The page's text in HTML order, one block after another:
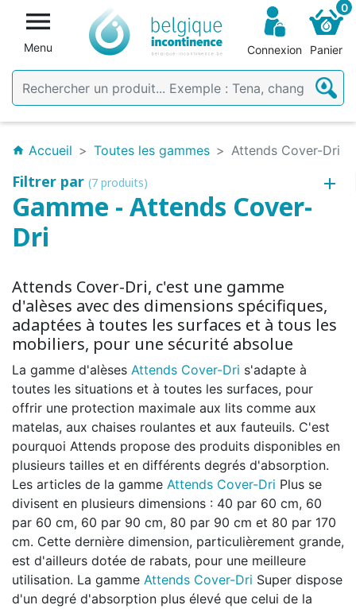

Menu Connexion
0
Panier
home Accueil Toutes les gammes Attends Cover-Dri
Filtrer par (7 produits)
Gamme - Attends Cover-
Dri
Attends Cover-Dri, c'est une gamme
d'alèses avec des dimensions spécifiques,
adaptées à toutes les surfaces et à tous les
mobiliers, pour une sécurité absolue
La gamme d'alèses Attends Cover-Dri s'adapte à
toutes les situations et à toutes les surfaces, pour
offrir une protection maximale aux lits comme aux
matelas, aux chaises roulantes et aux fauteuils. C'est
pourquoi Attends propose des produits disponibles en
plusieurs tailles et en différents degrés d'absorption.
Les articles de la gamme Attends Cover-Dri Plus se
divisent en plusieurs dimensions : 40 par 60 cm, 60
par 60 cm, 60 par 90 cm, 80 par 90 cm et 80 par 170
cm. Cette dernière dimension, particulièrement grande,
est d'ailleurs dotée de rabats, pour une meilleure
utilisation. La gamme Attends Cover-Dri Super dispose
d'un degré d'absorption plus élevé que celui de la